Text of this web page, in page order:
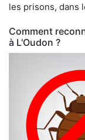
les prisons, dans
Comment
à L'Oudon ?